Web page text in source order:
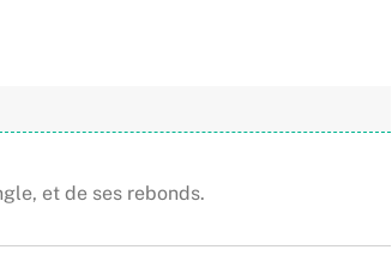
et de ses rebonds.